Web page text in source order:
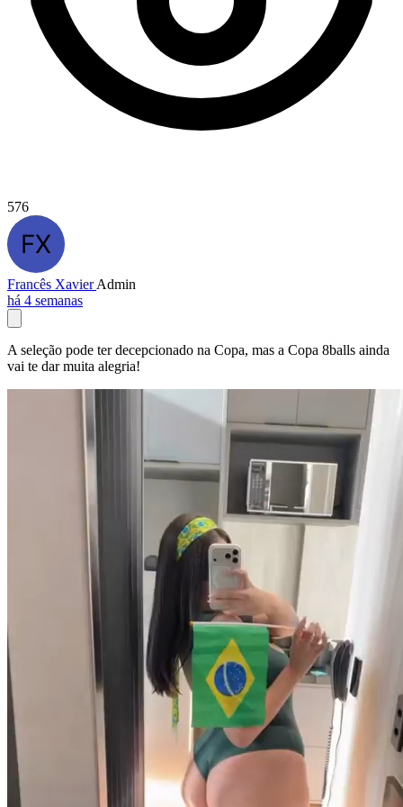
576
Francês XavierAdmin
há 4 semanas
A seleção pode ter decepcionado na Copa, mas a Copa 8balls ainda
vai te dar muita alegria!